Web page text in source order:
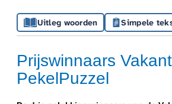
Uitleg woorden Simpele
Prijswinnaars
PekelPuzzel